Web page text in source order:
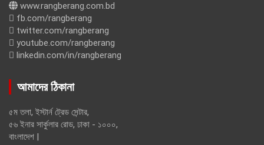
www.rangberang.com.bd
fb.com/rangberang
twitter.com/rangberang
youtube.com/rangberang
linkedin.com/in/rangberang
আমাদের ঠিকানা
৫ম তলা, ইস্টার্ন ট্রেড সেন্টার,
৫৬ ইনার সার্কুলার রোড, ঢাকা - ১০০০,
বাংলাদেশ |